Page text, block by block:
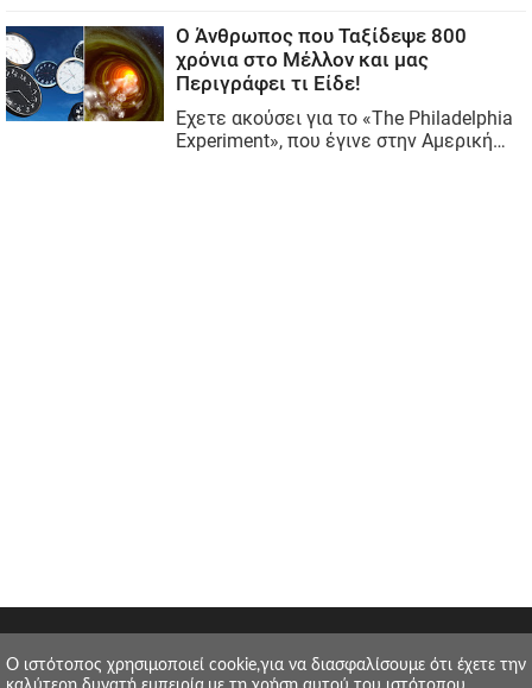
O ιστότοπος χρησιμοποιεί cookie,για να διασφαλίσουμε ότι έχετε την